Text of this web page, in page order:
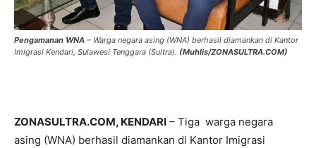
Pengamanan WNA – Warga negara asing (WNA) berhasil diamankan di Kantor
Imigrasi Kendari, Sulawesi Tenggara (Sultra). (Muhlis/ZONASULTRA.COM)
ZONASULTRA.COM, KENDARI – Tiga warga negara
asing (WNA) berhasil diamankan di Kantor Imigrasi